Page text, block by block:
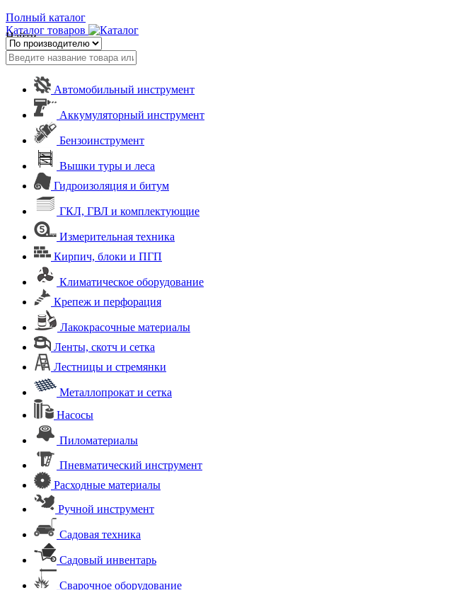
Полный каталог
Каталог товаров
Найти
Автомобильный инструмент
Аккумуляторный инструмент
Бензоинструмент
Вышки туры и леса
Гидроизоляция и битум
ГКЛ, ГВЛ и комплектующие
Измерительная техника
Кирпич, блоки и ПГП
Климатическое оборудование
Крепеж и перфорация
Лакокрасочные материалы
Ленты, скотч и сетка
Лестницы и стремянки
Металлопрокат и сетка
Насосы
Пиломатериалы
Пневматический инструмент
Расходные материалы
Ручной инструмент
Садовая техника
Садовый инвентарь
Сварочное оборудование